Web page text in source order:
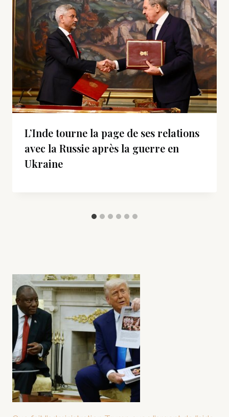
L’Inde tourne la page de ses relations
avec la Russie après la guerre en
Ukraine